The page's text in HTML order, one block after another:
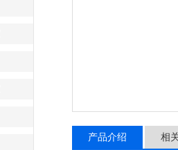
产品介绍 相